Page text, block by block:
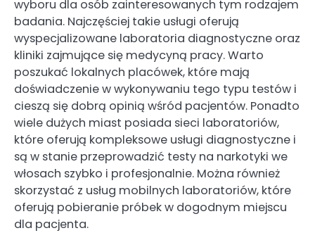
wyboru dla osób zainteresowanych tym rodzajem
badania. Najczęściej takie usługi oferują
wyspecjalizowane laboratoria diagnostyczne oraz
kliniki zajmujące się medycyną pracy. Warto
poszukać lokalnych placówek, które mają
doświadczenie w wykonywaniu tego typu testów i
cieszą się dobrą opinią wśród pacjentów. Ponadto
wiele dużych miast posiada sieci laboratoriów,
które oferują kompleksowe usługi diagnostyczne i
są w stanie przeprowadzić testy na narkotyki we
włosach szybko i profesjonalnie. Można również
skorzystać z usług mobilnych laboratoriów, które
oferują pobieranie próbek w dogodnym miejscu
dla pacjenta.